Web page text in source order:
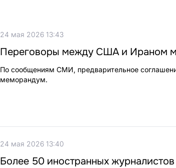
24 мая 2026 13:43
Переговоры между США и Ираном
По сообщениям СМИ, предварительное
меморандум.
24 мая 2026 13:40
Более 50 иностранных